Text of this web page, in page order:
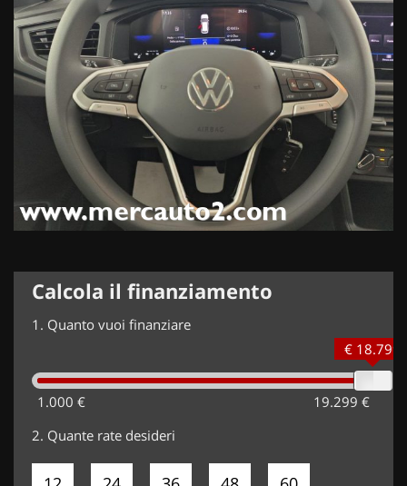
Calcola il finanziamento
1. Quanto vuoi finanziare
1.000 € 19.299 €
€ 18.799
2. Quante rate desideri